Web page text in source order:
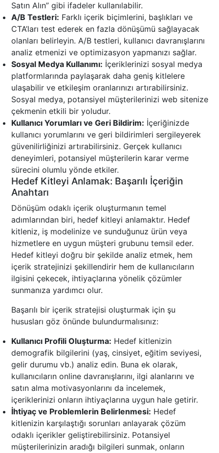
Satın Alın” gibi ifadeler kullanılabilir.
A/B Testleri: Farklı içerik biçimlerini, başlıkları ve
CTA’ları test ederek en fazla dönüşümü sağlayacak
olanları belirleyin. A/B testleri, kullanıcı davranışlarını
analiz etmenizi ve optimizasyon yapmanızı sağlar.
Sosyal Medya Kullanımı: İçeriklerinizi sosyal medya
platformlarında paylaşarak daha geniş kitlelere
ulaşabilir ve etkileşim oranlarınızı artırabilirsiniz.
Sosyal medya, potansiyel müşterilerinizi web sitenize
çekmenin etkili bir yoludur.
Kullanıcı Yorumları ve Geri Bildirim: İçeriğinizde
kullanıcı yorumlarını ve geri bildirimleri sergileyerek
güvenilirliğinizi artırabilirsiniz. Gerçek kullanıcı
deneyimleri, potansiyel müşterilerin karar verme
sürecini olumlu yönde etkiler.
Hedef Kitleyi Anlamak: Başarılı İçeriğin
Anahtarı
Dönüşüm odaklı içerik oluşturmanın temel
adımlarından biri, hedef kitleyi anlamaktır. Hedef
kitleniz, iş modelinize ve sunduğunuz ürün veya
hizmetlere en uygun müşteri grubunu temsil eder.
Hedef kitleyi doğru bir şekilde analiz etmek, hem
içerik stratejinizi şekillendirir hem de kullanıcıların
ilgisini çekecek, ihtiyaçlarına yönelik çözümler
sunmanıza yardımcı olur.
Başarılı bir içerik stratejisi oluşturmak için şu
hususları göz önünde bulundurmalısınız:
Kullanıcı Profili Oluşturma: Hedef kitlenizin
demografik bilgilerini (yaş, cinsiyet, eğitim seviyesi,
gelir durumu vb.) analiz edin. Buna ek olarak,
kullanıcıların online davranışlarını, ilgi alanlarını ve
satın alma motivasyonlarını da incelemek,
içeriklerinizi onların ihtiyaçlarına uygun hale getirir.
İhtiyaç ve Problemlerin Belirlenmesi: Hedef
kitlenizin karşılaştığı sorunları anlayarak çözüm
odaklı içerikler geliştirebilirsiniz. Potansiyel
müşterilerinizin aradığı bilgileri sunmak, onların